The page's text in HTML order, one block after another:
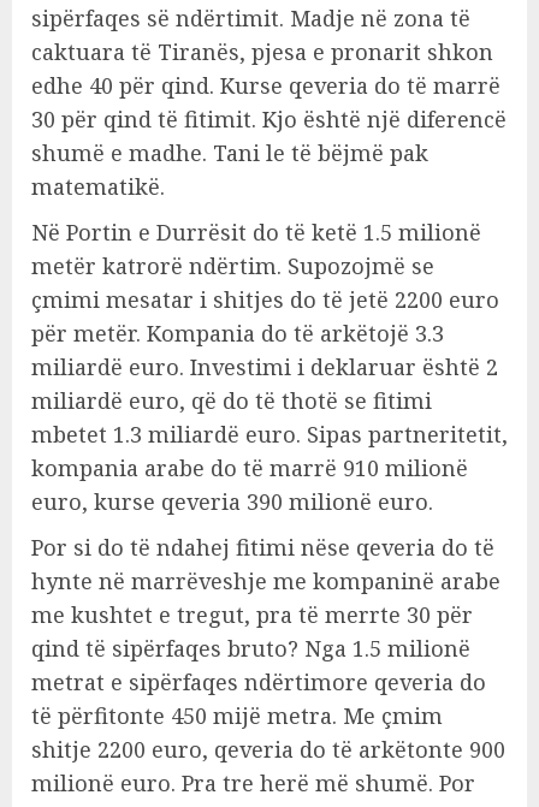
sipërfaqes së ndërtimit. Madje në zona të
caktuara të Tiranës, pjesa e pronarit shkon
edhe 40 për qind. Kurse qeveria do të marrë
30 për qind të fitimit. Kjo është një diferencë
shumë e madhe. Tani le të bëjmë pak
matematikë.
Në Portin e Durrësit do të ketë 1.5 milionë
metër katrorë ndërtim. Supozojmë se
çmimi mesatar i shitjes do të jetë 2200 euro
për metër. Kompania do të arkëtojë 3.3
miliardë euro. Investimi i deklaruar është 2
miliardë euro, që do të thotë se fitimi
mbetet 1.3 miliardë euro. Sipas partneritetit,
kompania arabe do të marrë 910 milionë
euro, kurse qeveria 390 milionë euro.
Por si do të ndahej fitimi nëse qeveria do të
hynte në marrëveshje me kompaninë arabe
me kushtet e tregut, pra të merrte 30 për
qind të sipërfaqes bruto? Nga 1.5 milionë
metrat e sipërfaqes ndërtimore qeveria do
të përfitonte 450 mijë metra. Me çmim
shitje 2200 euro, qeveria do të arkëtonte 900
milionë euro. Pra tre herë më shumë. Por